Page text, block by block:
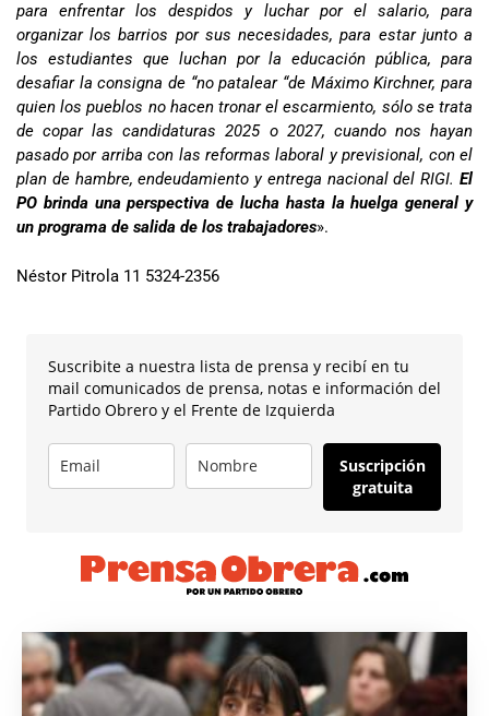
para enfrentar los despidos y luchar por el salario, para
organizar los barrios por sus necesidades, para estar junto a
los estudiantes que luchan por la educación pública, para
desafiar la consigna de “no patalear “de Máximo Kirchner, para
quien los pueblos no hacen tronar el escarmiento, sólo se trata
de copar las candidaturas 2025 o 2027, cuando nos hayan
pasado por arriba con las reformas laboral y previsional, con el
plan de hambre, endeudamiento y entrega nacional del RIGI. El
PO brinda una perspectiva de lucha hasta la huelga general y
un programa de salida de los trabajadores».
Néstor Pitrola 11 5324-2356
Suscribite a nuestra lista de prensa y recibí en tu
mail comunicados de prensa, notas e información del
Partido Obrero y el Frente de Izquierda
Suscripción
gratuita